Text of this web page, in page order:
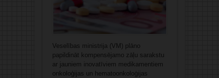
Veselības ministrija (VM) plāno
papildināt kompensējamo zāļu sarakstu
ar jauniem inovatīviem medikamentiem
onkoloģijas un hematoonkoloģijas